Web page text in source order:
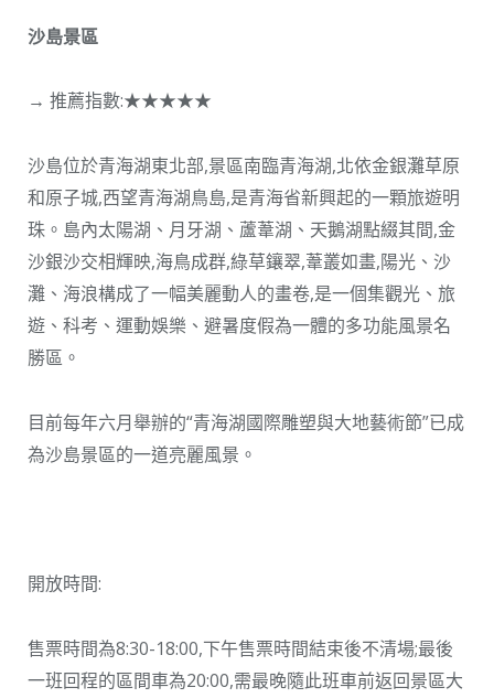
沙島景區
→ 推薦指數:★★★★★
沙島位於青海湖東北部,景區南臨青海湖,北依金銀灘草原
和原子城,西望青海湖鳥島,是青海省新興起的一顆旅遊明
珠。島內太陽湖、月牙湖、蘆葦湖、天鵝湖點綴其間,金
沙銀沙交相輝映,海鳥成群,綠草鑲翠,葦叢如畫,陽光、沙
灘、海浪構成了一幅美麗動人的畫卷,是一個集觀光、旅
遊、科考、運動娛樂、避暑度假為一體的多功能風景名
勝區。
目前每年六月舉辦的“青海湖國際雕塑與大地藝術節”已成
為沙島景區的一道亮麗風景。
開放時間:
售票時間為8:30-18:00,下午售票時間結束後不清場;最後
一班回程的區間車為20:00,需最晚隨此班車前返回景區大